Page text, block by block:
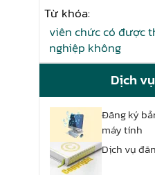
Từ khóa:
viên chức có được
nghiệp không
Dịch
Đăng ký
máy tính
Dịch vụ